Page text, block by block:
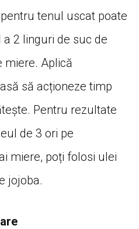
tenul uscat poate
2 linguri de suc de
miere. Aplică
să acționeze timp
Pentru rezultate
de 3 ori pe
miere, poți folosi ulei
jojoba.